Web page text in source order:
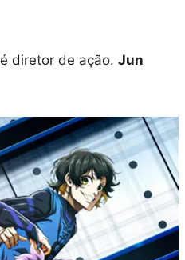
é diretor de ação. Jun